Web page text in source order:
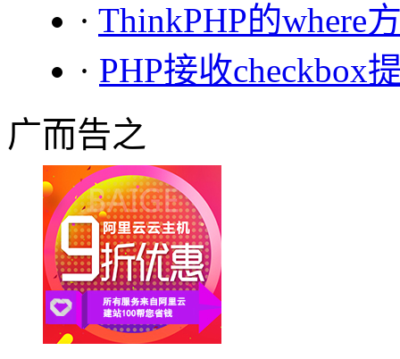
· ThinkPHP的where
· PHP接收checkbox
广而告之